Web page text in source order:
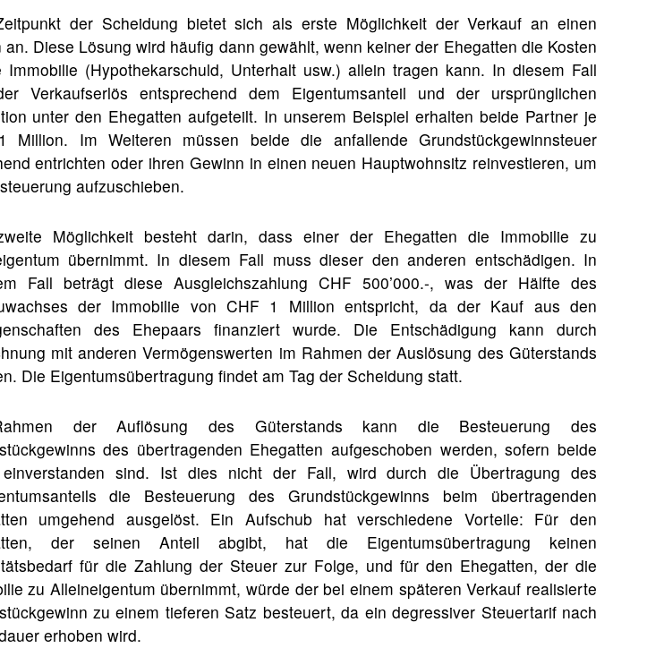
der Scheidung bietet sich als erste Möglichkeit der Verkauf an einen
an. Diese Lösung wird häufig dann gewählt, wenn keiner der Ehegatten die Kosten
Immobilie (Hypothekarschuld, Unterhalt usw.) allein tragen kann. In diesem Fall
Verkaufserlös entsprechend dem Eigentumsanteil und der ursprünglichen
unter den Ehegatten aufgeteilt. In unserem Beispiel erhalten beide Partner je
Million. Im Weiteren müssen beide die anfallende Grundstückgewinnsteuer
entrichten oder ihren Gewinn in einen neuen Hauptwohnsitz reinvestieren, um
aufzuschieben.
Möglichkeit besteht darin, dass einer der Ehegatten die Immobilie zu
übernimmt. In diesem Fall muss dieser den anderen entschädigen. In
Fall beträgt diese Ausgleichszahlung CHF 500’000.-, was der Hälfte des
der Immobilie von CHF 1 Million entspricht, da der Kauf aus den
des Ehepaars finanziert wurde. Die Entschädigung kann durch
mit anderen Vermögenswerten im Rahmen der Auslösung des Güterstands
Die Eigentumsübertragung findet am Tag der Scheidung statt.
der Auflösung des Güterstands kann die Besteuerung des
des übertragenden Ehegatten aufgeschoben werden, sofern beide
sind. Ist dies nicht der Fall, wird durch die Übertragung des
die Besteuerung des Grundstückgewinns beim übertragenden
umgehend ausgelöst. Ein Aufschub hat verschiedene Vorteile: Für den
der seinen Anteil abgibt, hat die Eigentumsübertragung keinen
für die Zahlung der Steuer zur Folge, und für den Ehegatten, der die
zu Alleineigentum übernimmt, würde der bei einem späteren Verkauf realisierte
zu einem tieferen Satz besteuert, da ein degressiver Steuertarif nach
erhoben wird.